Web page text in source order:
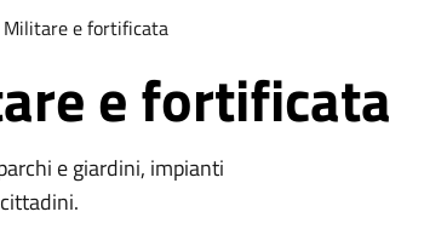
e fortificata
e fortificata
e giardini, impianti